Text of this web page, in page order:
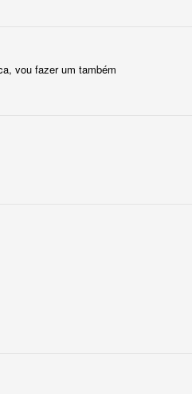
vou fazer um também
wagnner.reis